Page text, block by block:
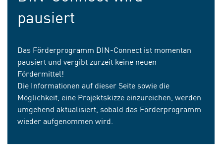
pausiert
Das Förderprogramm DIN-Connect ist momentan
pausiert und vergibt zurzeit keine neuen
Fördermittel!
Die Informationen auf dieser Seite sowie die
Möglichkeit, eine Projektskizze einzureichen, werden
umgehend aktualisiert, sobald das Förderprogramm
wieder aufgenommen wird.